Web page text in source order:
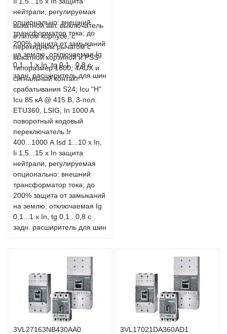
выкатной авт. выключатель
в литом корпусе, с
перекидным рычагом с
выкатной корзиной и PSS
типоразмер 1600; 4AUX и
сигнальный контакт
срабатывания S24; Icu "H"
Icu 85 кA @ 415 В, 3-пол.
ETU360, LSIG, In 1000 A
поворотный кодовый
переключатель Ir
400...1000 А Isd 1...10 x In,
Ii 1,5...15 x In защита
нейтрали, регулируемая
опционально: внешний
трансформатор тока; до
200% защита от замыканий
на землю, отключаемая Ig
0,1...1 x In, tg 0,1...0,8 с
задн. расширитель для шин
3VL27163NB430AA0
3VL17021DA360AD1